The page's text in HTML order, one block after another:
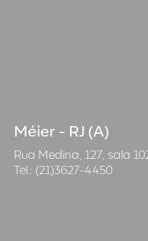
Méier - RJ (A)
Rua Medina, 127, sala
Tel.: (21)3627-4450